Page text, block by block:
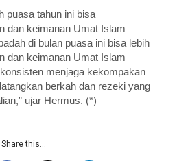
puasa tahun ini bisa
dan keimanan Umat Islam
di bulan puasa ini bisa lebih
dan keimanan Umat Islam
menjaga kekompakan
berkah dan rezeki yang
ujar Hermus. (*)
Share this...